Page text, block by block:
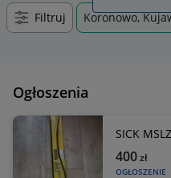
Filtruj Koronowo,
Ogłoszenia
SICK
OGŁOSZENIE
400zł